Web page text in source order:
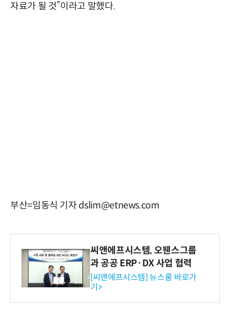
자료가 될 것”이라고 말했다.
부산=임동식 기자 dslim@etnews.com
씨앤에프시스템, 오웬스그룹
과 공공 ERP·DX 사업 협력
[씨앤에프시스템] 뉴스룸 바로가
기>